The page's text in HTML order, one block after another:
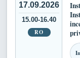
17.09.2026
15.00-16.40
RO